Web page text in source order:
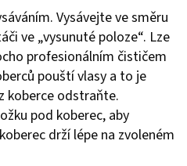
Vysávejte ve směru
ve „vysunuté poloze“. Lze
profesionálním čističem
pouští vlasy a to je
koberce odstraňte.
pod koberec, aby
drží lépe na zvoleném